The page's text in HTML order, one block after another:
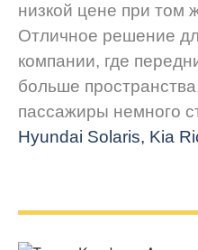
низкой цене при том
Отличное решение
компании, где
больше
пассажиры немного
Hyundai Solaris, Kia